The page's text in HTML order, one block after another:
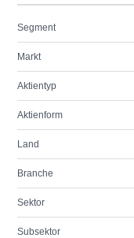
Segment
Markt
Aktientyp
Aktienform
Land
Branche
Sektor
Subsektor